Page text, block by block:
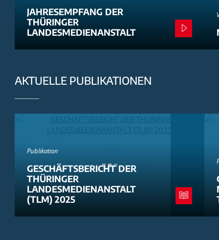
JAHRESEMPFANG DER
THÜRINGER
LANDESMEDIENANSTALT
AKTUELLE PUBLIKATIONEN
Publikation
GESCHÄFTSBERICHT DER
THÜRINGER
LANDESMEDIENANSTALT
(TLM) 2025